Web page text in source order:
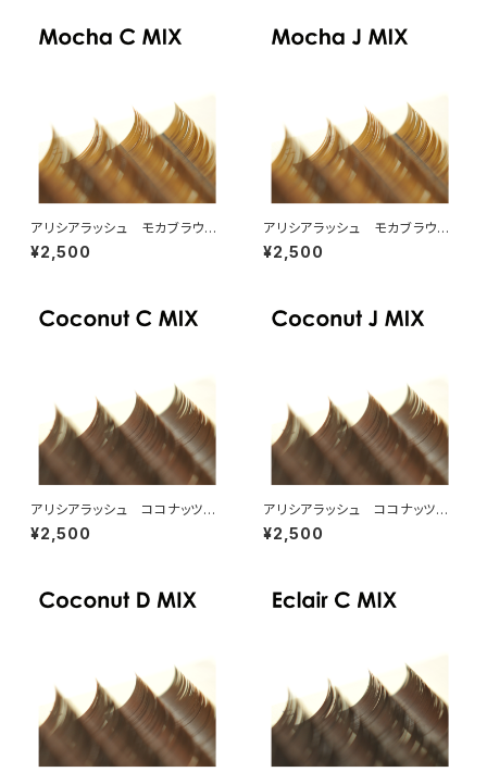
アリシアラッシュ モカブラウン
CカールMIX
¥2,500
アリシアラッシュ モカブラウン
JカールMIX
¥2,500
アリシアラッシュ ココナッツブ
ラウンCカールMIX
¥2,500
アリシアラッシュ ココナッツブ
ラウンJカールMIX
¥2,500